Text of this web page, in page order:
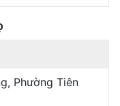
Phường Tiên